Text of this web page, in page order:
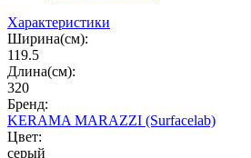
Характеристики
Ширина(см):
119.5
Длина(см):
320
Бренд:
KERAMA MARAZZI (Surfacelab)
Цвет:
серый